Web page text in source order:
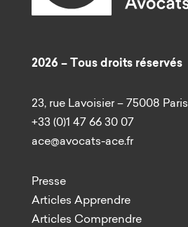
2026 – Tous droits réservés
23, rue Lavoisier – 75008 Paris
+33 (0)1 47 66 30 07
ace@avocats-ace.fr
Presse
Articles Apprendre
Articles Comprendre